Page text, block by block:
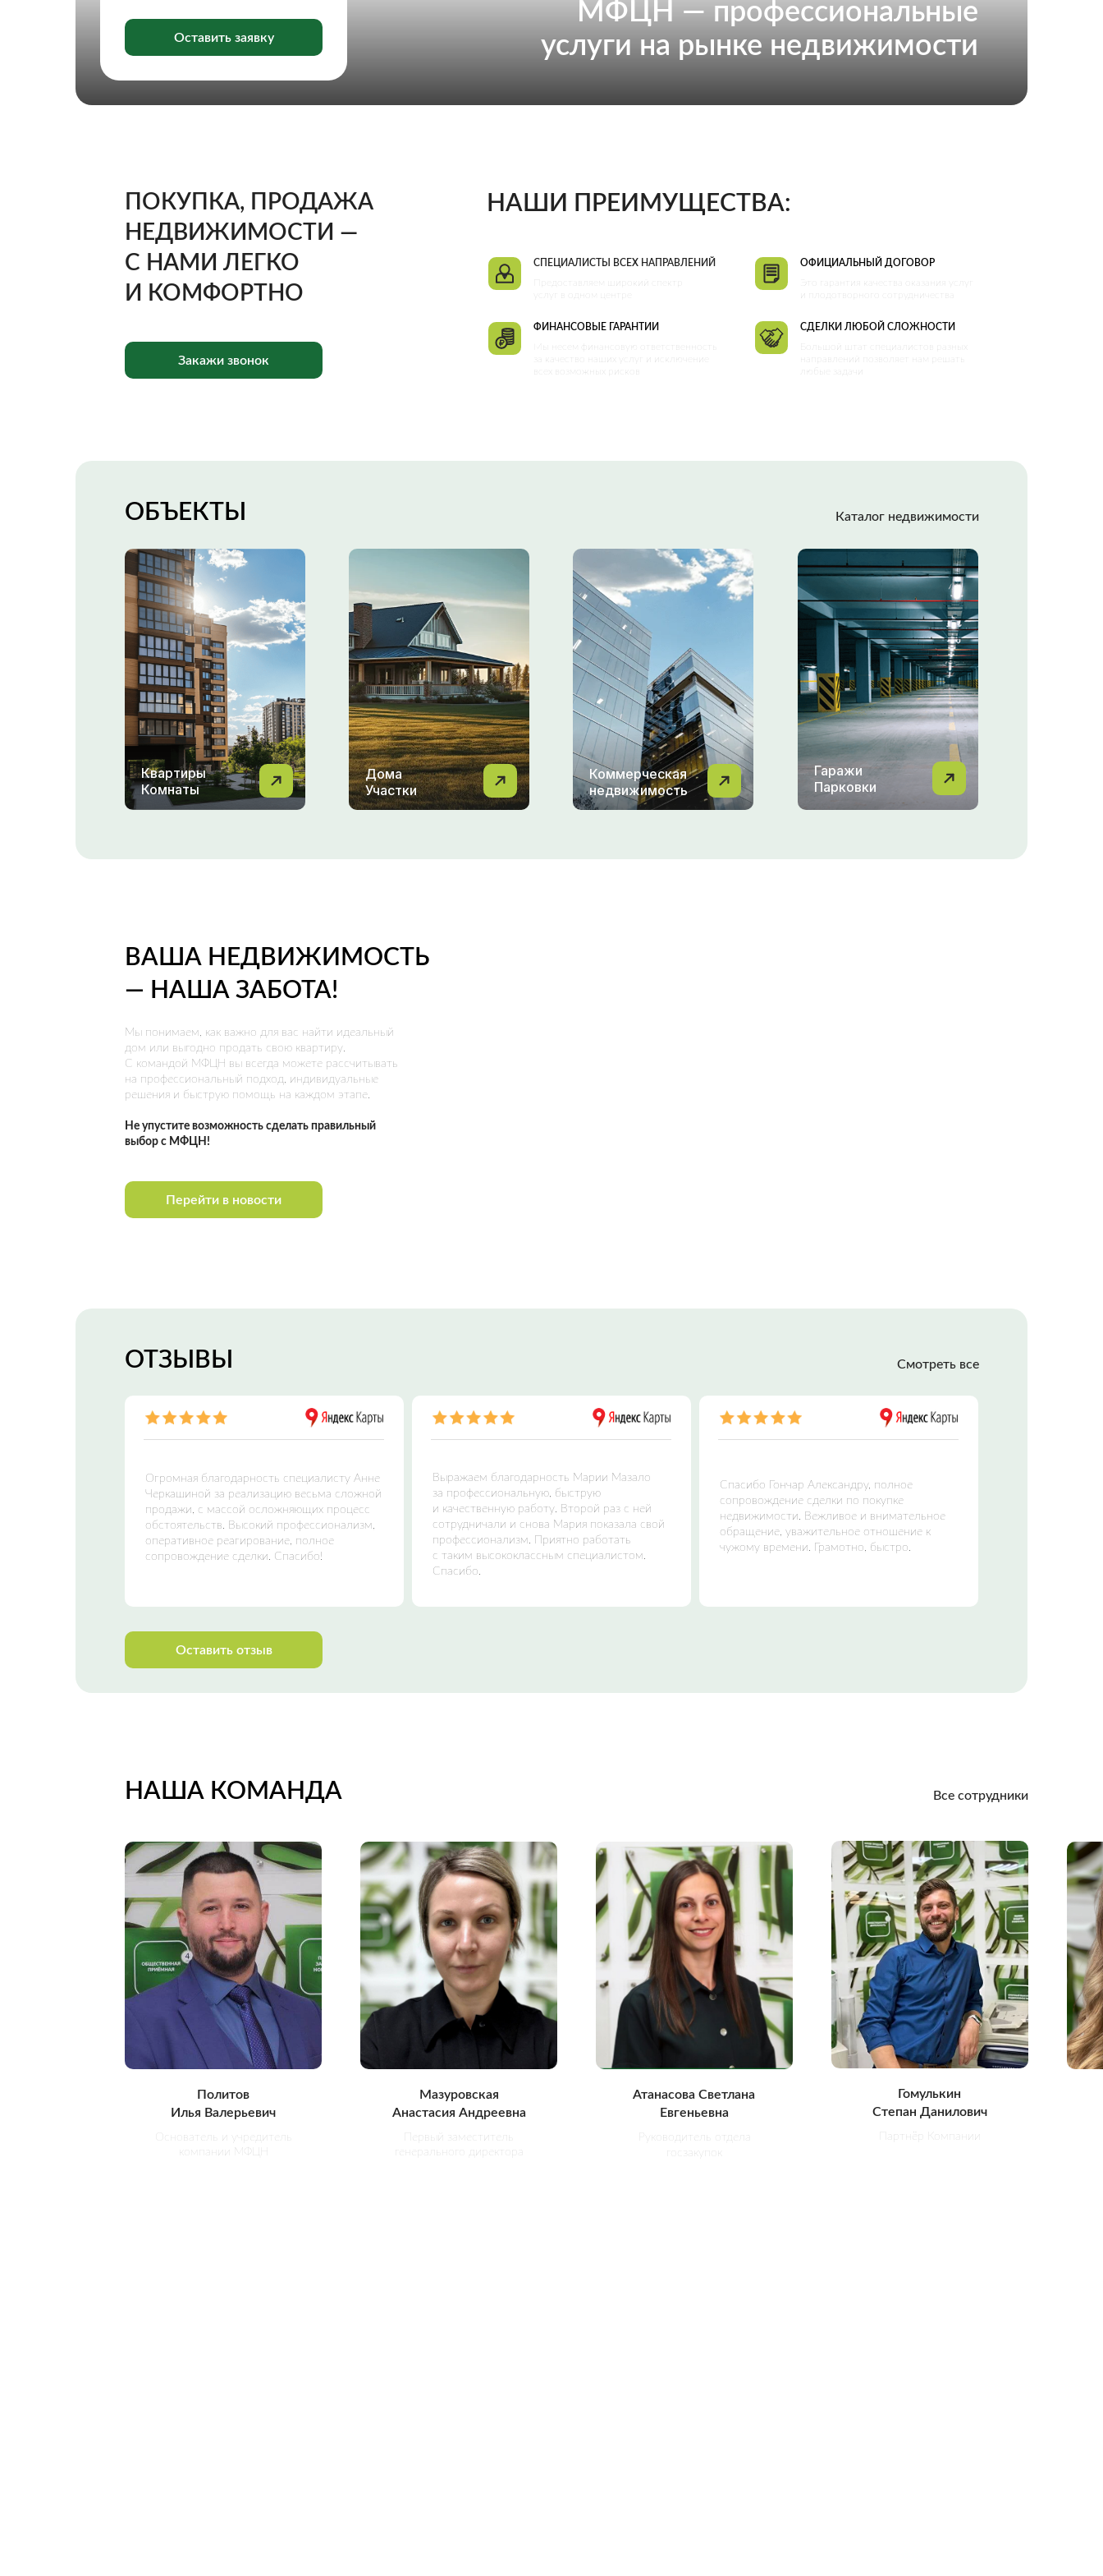
МФЦН — профессиональные
услуги на рынке недвижимости
Оставить заявку
НАШИ ПРЕИМУЩЕСТВА:
ПОКУПКА, ПРОДАЖА
НЕДВИЖИМОСТИ —
С НАМИ ЛЕГКО
И КОМФОРТНО
CДЕЛКИ ЛЮБОЙ СЛОЖНОСТИ
Большой штат специалистов разных
направлений позволяет нам решать
любые задачи
ФИНАНСОВЫЕ ГАРАНТИИ
Мы несем финансовую ответственность
за качество наших услуг и исключение
всех возможных рисков
Закажи звонок
Предоставляем широкий спектр
СПЕЦИАЛИСТЫ ВСЕХ НАПРАВЛЕНИЙ
Это гарантия качества оказания услуг
и плодотворного сотрудничества
ОФИЦИАЛЬНЫЙ ДОГОВОР
ОБЪЕКТЫ Каталог недвижимости
Гаражи
Парковки
Дома
Участки
Коммерческая
недвижимость
Квартиры
Комнаты
ВАША НЕДВИЖИМОСТЬ
— НАША ЗАБОТА!
Мы понимаем, как важно для вас найти идеальный
дом или выгодно продать свою квартиру.
С командой МФЦН вы всегда можете рассчитывать
на профессиональный подход, индивидуальные
решения и быструю помощь на каждом этапе.
Не упустите возможность сделать правильный
выбор с МФЦН!
Перейти в новости
ОТЗЫВЫ Смотреть все
Спасибо Гончар Александру, полное
сопровождение сделки по покупке
недвижимости. Вежливое и внимательное
обращение, уважительное отношение к
чужому времени. Грамотно, быстро.
Выражаем благодарность Марии Мазало
за профессиональную, быструю
и качественную работу. Второй раз с ней
сотрудничали и снова Мария показала свой
профессионализм. Приятно работать
с таким высококлассным специалистом.
Спасибо.
Огромная благодарность специалисту Анне
Черкашиной за реализацию весьма сложной
продажи, с массой осложняющих процесс
обстоятельств. Высокий профессионализм,
оперативное реагирование, полное
сопровождение сделки. Спасибо!
Оставить отзыв
НАША КОМАНДА
Гомулькин
Степан Данилович
Партнёр Компании
Атанасова Светлана
Евгеньевна
Руководитель отдела
госзакупок
Мазуровская
Анастасия Андреевна
Первый заместитель
генерального директора
Политов
Илья Валерьевич
Основатель и учредитель
компании МФЦН
Все сотрудники